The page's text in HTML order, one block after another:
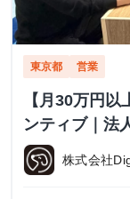
東京都 営業
【月30万円
ンティブ｜法
株式会社